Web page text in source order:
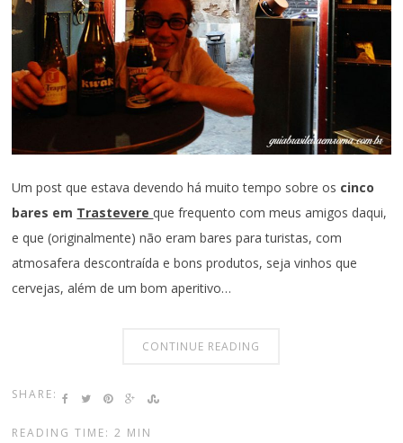
Um post que estava devendo há muito tempo sobre os cinco
bares em Trastevereque frequento com meus amigos daqui,
e que (originalmente) não eram bares para turistas, com
atmosafera descontraída e bons produtos, seja vinhos que
cervejas, além de um bom aperitivo…
CONTINUE READING
SHARE:
READING TIME: 2 MIN